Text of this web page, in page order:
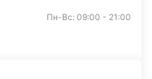
Пн-Вс: 09:00 - 21:00